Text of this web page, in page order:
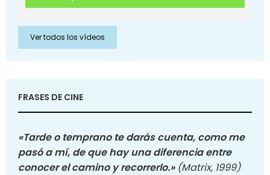
Ver todos los vídeos
FRASES DE CINE
«Tarde o temprano te darás cuenta, como me
pasó a mí, de que hay una diferencia entre
conocer el camino y recorrerlo.» (Matrix, 1999)